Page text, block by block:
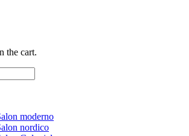
the cart.
moderno
nordico